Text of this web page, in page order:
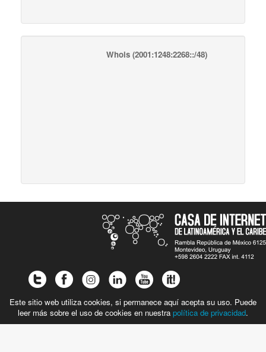
Whois(2001:1248:2268::/48)
Este sitio web utiliza cookies, si permanece aquí acepta su uso. Puede
leer más sobre el uso de cookies en nuestra política de privacidad.